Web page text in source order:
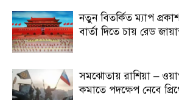
নতুন বিতর্কিত ম্যাপ
বার্তা দিতে চায় রেড
সমঝোতায় রাশিয়া –
কমাতে পদক্ষেপ নেবে